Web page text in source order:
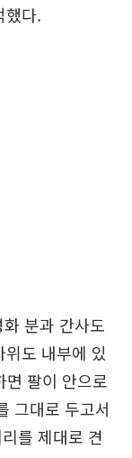
했다.
분과 간사도
도 내부에 있
면 팔이 안으로
그대로 두고서
를 제대로 견